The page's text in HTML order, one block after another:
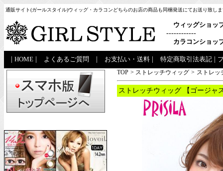
通販サイト(ガールスタイル)ウィッグ・カラコンどちらのお店の商品も同梱発送にてお送り致し
ウィッグショッ
------------
カラコンショッ
HOME よくあるご質問 お支払い・送料 特定商取引法表記
TOP > ストレッチウィッグ > ストレッ
ストレッチウィッグ 【ゴージャ